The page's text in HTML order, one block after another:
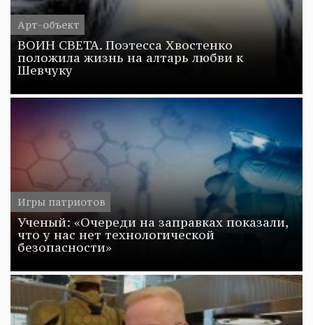
Арт-объект
ВОИН СВЕТА. Поэтесса Хвостенко
положила жизнь на алтарь любви к
Шевчуку
Игры патриотов
Ученый: «Очереди на заправках показали,
что у нас нет технологической
безопасности»